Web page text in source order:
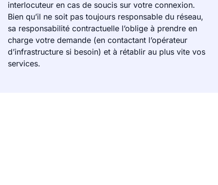
interlocuteur en cas de soucis sur votre connexion.
Bien qu’il ne soit pas toujours responsable du réseau,
sa responsabilité contractuelle l’oblige à prendre en
charge votre demande (en contactant l’opérateur
d’infrastructure si besoin) et à rétablir au plus vite vos
services.